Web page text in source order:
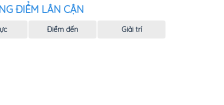
ĐIỂM LÂN CẬN
Điểm đến Giải trí